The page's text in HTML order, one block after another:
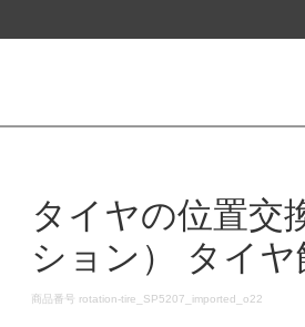
タイヤの位置交
ション） タイヤ
DETAILS
商品番号 rotation-tire_SP5207_imported_o22